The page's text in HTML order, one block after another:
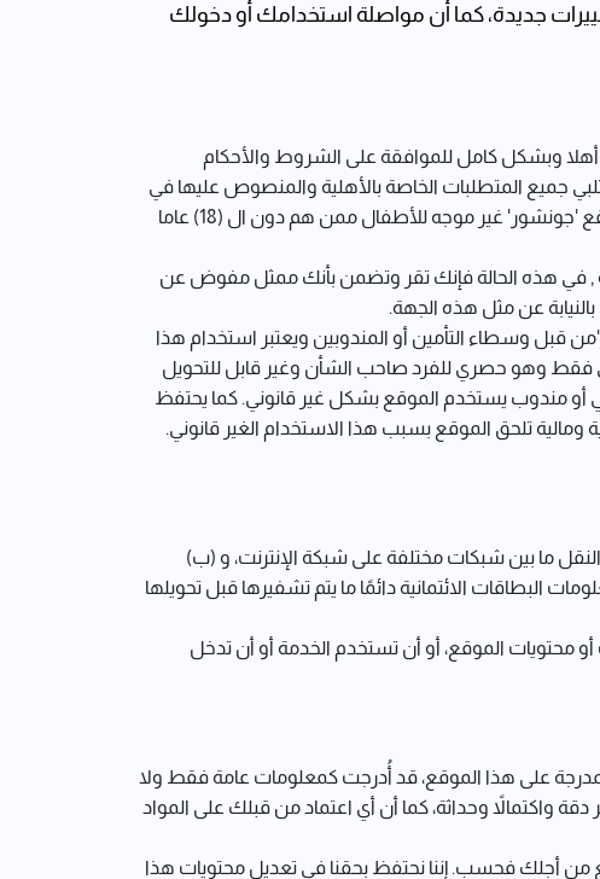
جديدة، كما أن مواصلة استخدامك أو دخولك
وبشكل كامل للموافقة على الشروط والأحكام
جميع المتطلبات الخاصة بالأهلية والمنصوص عليها في
هذ القسم من شروط الاستخدام هذه. في أي حال فإنك تؤكد على أن عمرك يبلغ أكثر من (18) عاما , حيث ان موقع 'جونشور' غير موجه للأطفال ممن هم دون ال (18) عاما
في هذه الحالة فإنك تقر وتضمن بأنك ممثل مفوض عن
عن مثل هذه الجهة.
قبل وسطاء التأمين أو المندوبين ويعتبر استخدام هذا
فقط وهو حصري للفرد صاحب الشأن وغير قابل للتحويل
أو مندوب يستخدم الموقع بشكل غير قانوني. كما يحتفظ
تلحق الموقع بسبب هذا الاستخدام الغير قانوني.
ما بين شبكات مختلفة على شبكة الإنترنت، و (ب)
البطاقات الائتمانية دائمًا ما يتم تشفيرها قبل تحويلها
محتويات الموقع، أو أن تستخدم الخدمة أو أن تدخل
على هذا الموقع، قد أُدرجت كمعلومات عامة فقط ولا
واكتمالاً وحداثة، كما أن أي اعتماد من قبلك على المواد
من أجلك فحسب. إننا نحتفظ بحقنا في تعديل محتويات هذا